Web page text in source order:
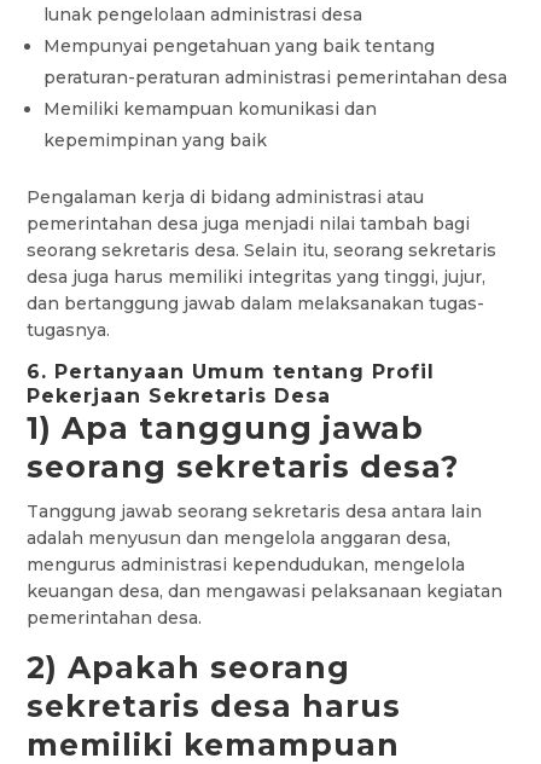
lunak pengelolaan administrasi desa
Mempunyai pengetahuan yang baik tentang
peraturan-peraturan administrasi pemerintahan desa
Memiliki kemampuan komunikasi dan
kepemimpinan yang baik
Pengalaman kerja di bidang administrasi atau
pemerintahan desa juga menjadi nilai tambah bagi
seorang sekretaris desa. Selain itu, seorang sekretaris
desa juga harus memiliki integritas yang tinggi, jujur,
dan bertanggung jawab dalam melaksanakan tugas-
tugasnya.
6. Pertanyaan Umum tentang Profil
Pekerjaan Sekretaris Desa
1) Apa tanggung jawab
seorang sekretaris desa?
Tanggung jawab seorang sekretaris desa antara lain
adalah menyusun dan mengelola anggaran desa,
mengurus administrasi kependudukan, mengelola
keuangan desa, dan mengawasi pelaksanaan kegiatan
pemerintahan desa.
2) Apakah seorang
sekretaris desa harus
memiliki kemampuan